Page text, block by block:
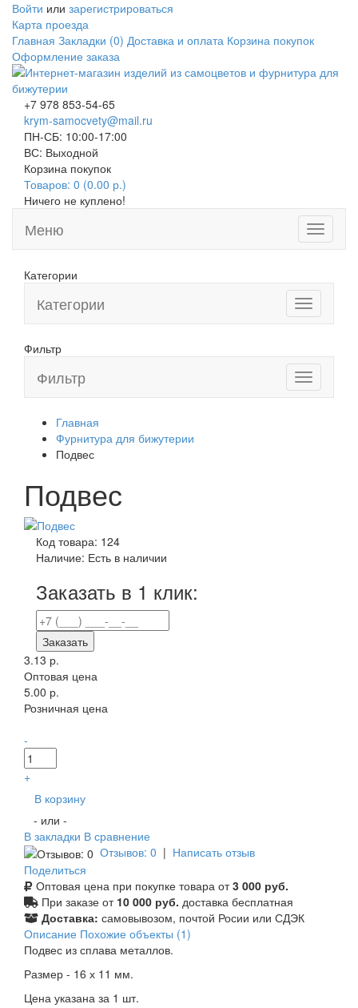
Войти или зарегистрироваться
Карта проезда
Главная Закладки (0) Доставка и оплата Корзина покупок
Оформление заказа
+7 978 853-54-65
krym-samocvety@mail.ru
ПН-СБ: 10:00-17:00
ВС: Выходной
Корзина покупок
Товаров: 0 (0.00 р.)
Ничего не куплено!
Toggle
Меню
Категории
Toggle
navigation
Категории
Фильтр
Toggle
navigation
Фильтр
Главная
Фурнитура для бижутерии
Подвес
Подвес
Код товара: 124
Наличие: Есть в наличии
Заказать в 1 клик:
Заказать
3.13 р.
Оптовая цена
5.00 р.
Розничная цена
-
+
В корзину
- или -
В закладки В сравнение
Отзывов: 0 | Написать отзыв
Поделиться
Оптовая цена при покупке товара от3 000 руб.
При заказе от 10 000 руб. доставка бесплатная
Доставка: самовывозом, почтой Росии или СДЭК
Описание Похожие объекты (1)
Подвес из сплава металлов.
Размер - 16 х 11 мм.
Цена указана за 1 шт.